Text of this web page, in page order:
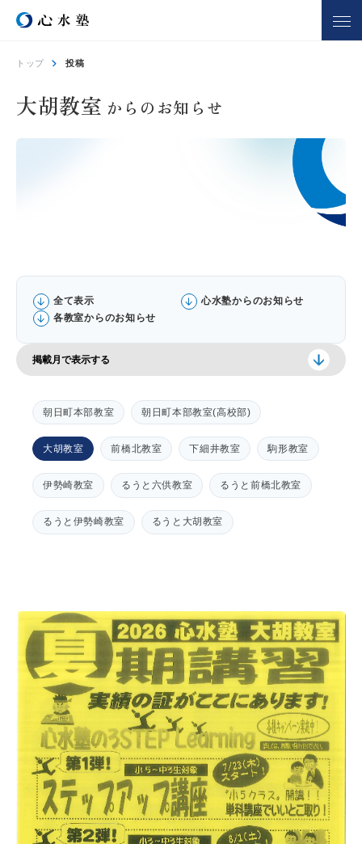
心水塾の強み
心水塾の思い
小学生コース
中学生コース
心水塾からのお知らせ
各教室からのお知らせ
資料請求 お問い合わせ
お友達紹介
トップ 投稿
大胡教室 からのお知らせ
全て表示
心水塾からのお知らせ
各教室からのお知らせ
朝日町本部教室 朝日町本部教室(高校部)
大胡教室 前橋北教室 下細井教室 駒形教室
伊勢崎教室 るうと六供教室 るうと前橋北教室
るうと伊勢崎教室 るうと大胡教室